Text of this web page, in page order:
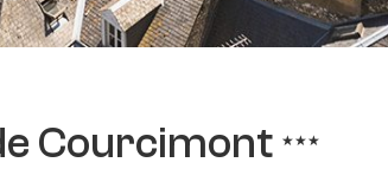
Courcimont ★★★